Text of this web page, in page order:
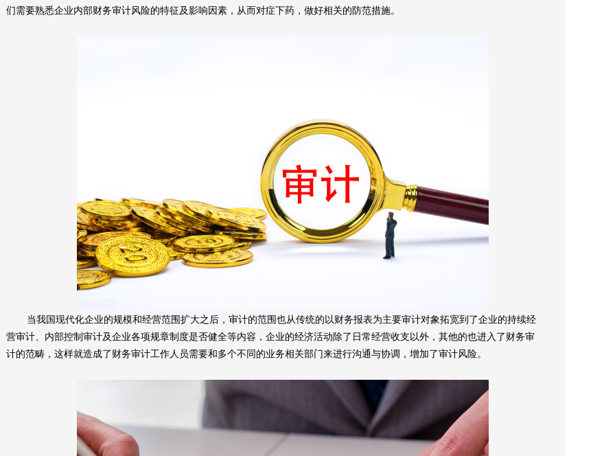
们需要熟悉企业内部财务审计风险的特征及影响因素，从而对症下药，做好相关的防范措施。
当我国现代化企业的规模和经营范围扩大之后，审计的范围也从传统的以财务报表为主要审计对象拓宽到了企业的持续经
营审计、内部控制审计及企业各项规章制度是否健全等内容，企业的经济活动除了日常经营收支以外，其他的也进入了财务审
计的范畴，这样就造成了财务审计工作人员需要和多个不同的业务相关部门来进行沟通与协调，增加了审计风险。